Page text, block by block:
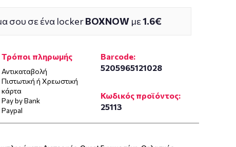
σου σε ένα lockerBOXNOW με1.6€
Τρόποι πληρωμής
Αντικαταβολή
Πιστωτική ή Χρεωστική
κάρτα
Pay by Bank
Paypal
Barcode:
5205965121028
Κωδικός προϊόντος:
25113